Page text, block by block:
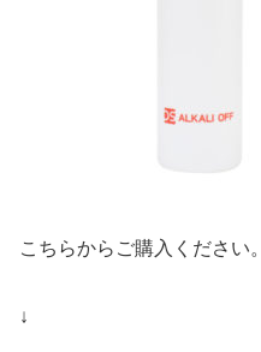
こちらからご購入ください。
↓